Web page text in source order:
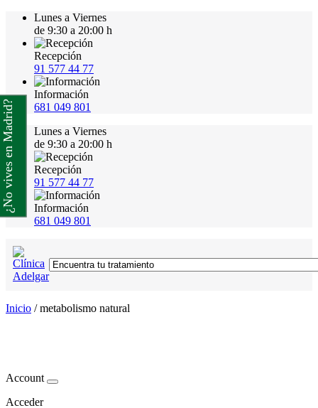
Lunes a Viernes
de 9:30 a 20:00 h
Recepción
91 577 44 77
Información
681 049 801
Lunes a Viernes
de 9:30 a 20:00 h
Recepción
91 577 44 77
Información
681 049 801
Inicio /metabolismo natural
Account
Acceder
¿No vives en Madrid?